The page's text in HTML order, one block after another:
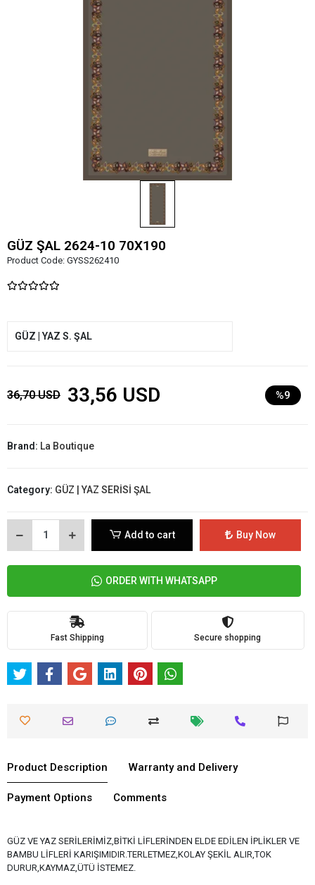
GÜZ ŞAL 2624-10 70X190
Product Code: GYSS262410
GÜZ | YAZ S. ŞAL
36,70 USD 33,56 USD %9
Brand: La Boutique
Category: GÜZ | YAZ SERİSİ ŞAL
Add to cart Buy Now
ORDER WITH WHATSAPP
Fast Shipping Secure shopping
Product Description Warranty and Delivery
Payment Options Comments
GÜZ VE YAZ SERİLERİMİZ,BİTKİ LİFLERİNDEN ELDE EDİLEN İPLİKLER VE
BAMBU LİFLERİ KARIŞIMIDIR.TERLETMEZ,KOLAY ŞEKİL ALIR,TOK
DURUR,KAYMAZ,ÜTÜ İSTEMEZ.